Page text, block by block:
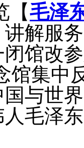
【毛泽
解服
馆改
馆集中
与世
毛泽